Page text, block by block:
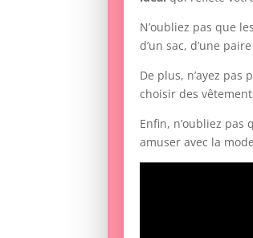
N’oubliez pas que
d’un sac, d’une
De plus, n’ayez pas
choisir des
Enfin, n’oubliez
amuser avec la